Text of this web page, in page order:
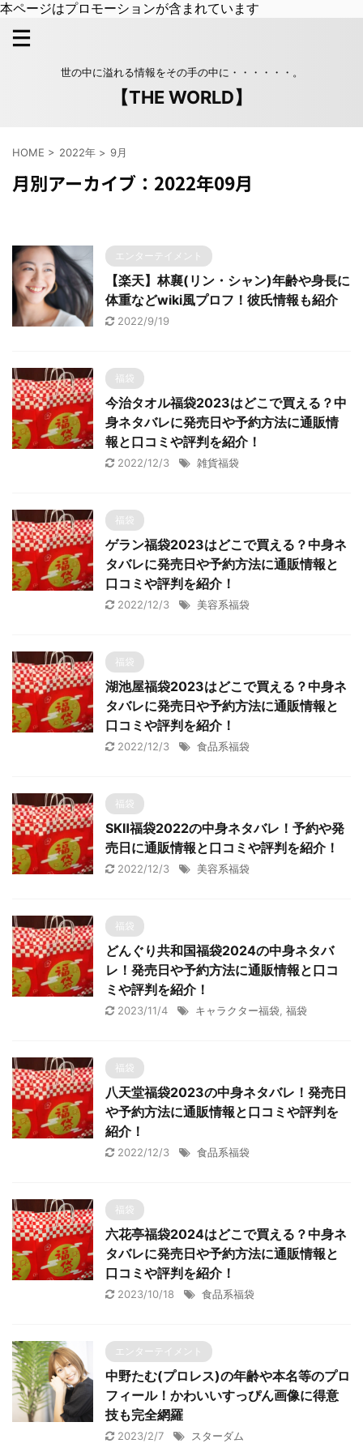
本ページはプロモーションが含まれています
世の中に溢れる情報をその手の中に・・・・・・。
【THE WORLD】
HOME > 2022年 > 9月
月別アーカイブ：2022年09月
エンターテイメント
【楽天】林襄(リン・シャン)年齢や身長に
体重などwiki風プロフ！彼氏情報も紹介
2022/9/19
福袋
今治タオル福袋2023はどこで買える？中
身ネタバレに発売日や予約方法に通販情
報と口コミや評判を紹介！
2022/12/3 雑貨福袋
福袋
ゲラン福袋2023はどこで買える？中身ネ
タバレに発売日や予約方法に通販情報と
口コミや評判を紹介！
2022/12/3 美容系福袋
福袋
湖池屋福袋2023はどこで買える？中身ネ
タバレに発売日や予約方法に通販情報と
口コミや評判を紹介！
2022/12/3 食品系福袋
福袋
SKⅡ福袋2022の中身ネタバレ！予約や発
売日に通販情報と口コミや評判を紹介！
2022/12/3 美容系福袋
福袋
どんぐり共和国福袋2024の中身ネタバ
レ！発売日や予約方法に通販情報と口コ
ミや評判を紹介！
2023/11/4 キャラクター福袋 福袋
福袋
八天堂福袋2023の中身ネタバレ！発売日
や予約方法に通販情報と口コミや評判を
紹介！
2022/12/3 食品系福袋
福袋
六花亭福袋2024はどこで買える？中身ネ
タバレに発売日や予約方法に通販情報と
口コミや評判を紹介！
2023/10/18 食品系福袋
エンターテイメント
中野たむ(プロレス)の年齢や本名等のプロ
フィール！かわいいすっぴん画像に得意
技も完全網羅
2023/2/7 スターダム